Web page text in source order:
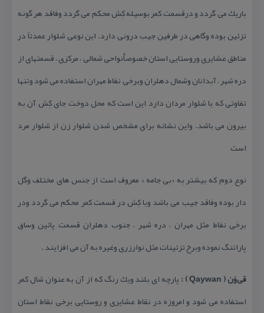
باریك می گردد و درقسمت كمر بوسیله كِش محكم می گردد وفاقد هر گونه
تزئین بوده وگاهی در طرفین جیب درونی دارد. این نوعی شلوار عمدتاً در
مناطق عشایری وروستایی استان خصوصاًُنواحی شمالی ، مركزی ، قسمتهای از
دره شهر ، آبدانان وشمال دهلران وبرخی نقاط مهران استفاده می شود وتنها
تفاوتی كه با شلوار مردان دارد این است كه محل دوخت جای كِش آن به
بیرون می باشد. واین نشانه برای مشخص شدن شلوار زن از شلوار مرد
است
نوع دوم كه بیشتر به «بی جامه » معروف است از جنس های مختلف وگل
دار بوده وفاقد جیب می باشد وبا كِش در قسمت كمر محكم می گردد ودر
برخی نقاط مثل مهران ، دره شهر ، جنوب دهلران قسمت پائین وساق
پاراتنگ نموده وبرخ تزئینات مثل نوارزری وغیره به آن می افزایند .
قی‌وَن ( Qaywan ) :
پارچه ای بلند ویك رنگ كه از آن به عنوان شال كمر
استفاده می شود و امروزه در نقاط عشایری و روستایی برخی نقاط استان